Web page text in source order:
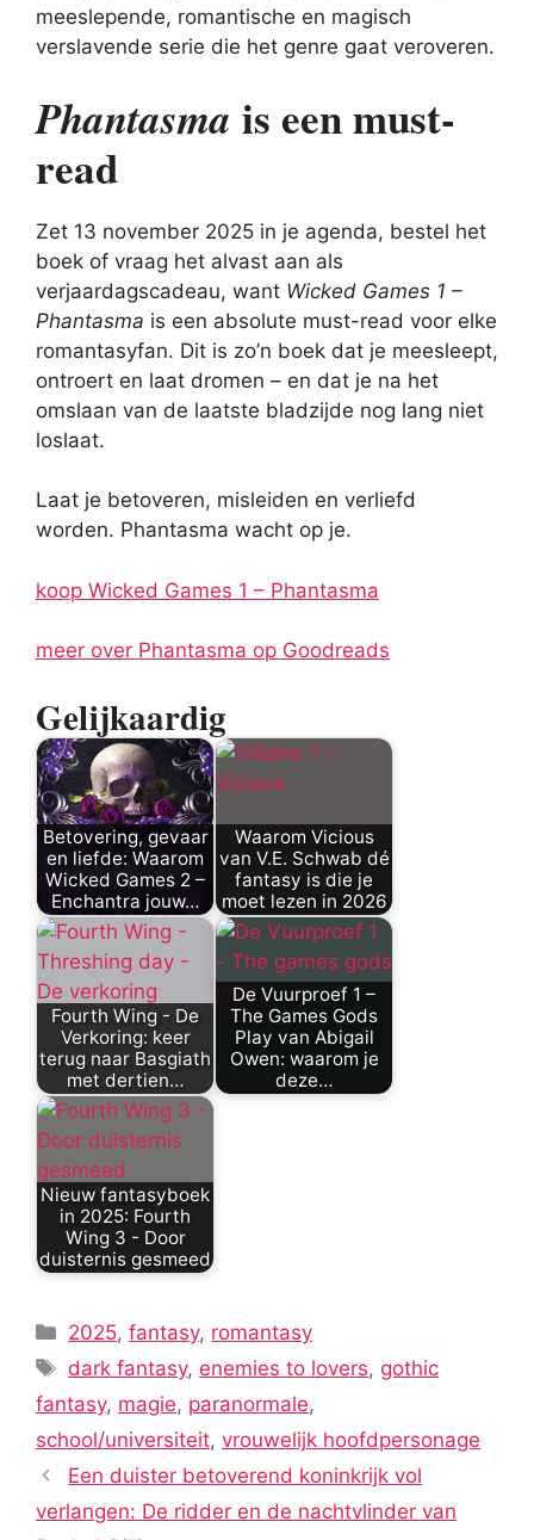
meeslepende, romantische en magisch
verslavende serie die het genre gaat veroveren.
Phantasma is een must-
read
Zet 13 november 2025 in je agenda, bestel het
boek of vraag het alvast aan als
verjaardagscadeau, want Wicked Games 1 –
Phantasma is een absolute must-read voor elke
romantasyfan. Dit is zo’n boek dat je meesleept,
ontroert en laat dromen – en dat je na het
omslaan van de laatste bladzijde nog lang niet
loslaat.
Laat je betoveren, misleiden en verliefd
worden. Phantasma wacht op je.
koop Wicked Games 1 – Phantasma
meer over Phantasma op Goodreads
Gelijkaardig
Betovering, gevaar
en liefde: Waarom
Wicked Games 2 –
Enchantra jouw…
Waarom Vicious
van V.E. Schwab dé
fantasy is die je
moet lezen in 2026
Fourth Wing - De
Verkoring: keer
terug naar Basgiath
met dertien…
De Vuurproef 1 –
The Games Gods
Play van Abigail
Owen: waarom je
deze…
Nieuw fantasyboek
in 2025: Fourth
Wing 3 - Door
duisternis gesmeed
Categorieën
2025,fantasy, romantasy
Tags
dark fantasy, enemies to lovers, gothic
fantasy, magie, paranormale,
school/universiteit, vrouwelijk hoofdpersonage
Een duister betoverend koninkrijk vol
verlangen: De ridder en de nachtvlinder van